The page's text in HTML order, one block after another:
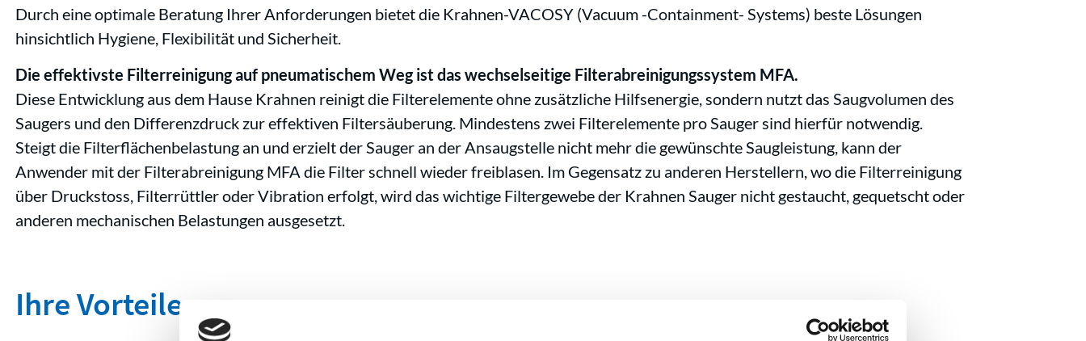
Durch eine optimale Beratung Ihrer Anforderungen bietet die Krahnen-VACOSY (Vacuum -Containment- Systems) beste Lösungen
hinsichtlich Hygiene, Flexibilität und Sicherheit.
Die effektivste Filterreinigung auf pneumatischem Weg ist das wechselseitige Filterabreinigungssystem MFA.
Diese Entwicklung aus dem Hause Krahnen reinigt die Filterelemente ohne zusätzliche Hilfsenergie, sondern nutzt das Saugvolumen des
Saugers und den Differenzdruck zur effektiven Filtersäuberung. Mindestens zwei Filterelemente pro Sauger sind hierfür notwendig.
Steigt die Filterflächenbelastung an und erzielt der Sauger an der Ansaugstelle nicht mehr die gewünschte Saugleistung, kann der
Anwender mit der Filterabreinigung MFA die Filter schnell wieder freiblasen. Im Gegensatz zu anderen Herstellern, wo die Filterreinigung
über Druckstoss, Filterrüttler oder Vibration erfolgt, wird das wichtige Filtergewebe der Krahnen Sauger nicht gestaucht, gequetscht oder
anderen mechanischen Belastungen ausgesetzt.
Ihre Vorteile